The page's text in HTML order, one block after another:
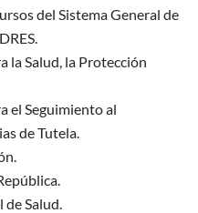
del Sistema General de
la Salud, la Protección
el Seguimiento al
de Tutela.
Salud.